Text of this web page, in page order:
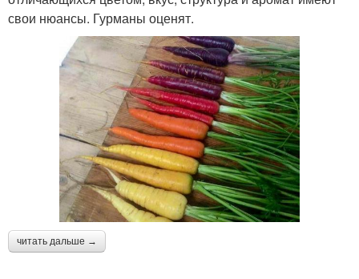
свои нюансы. Гурманы оценят.
читать дальше →